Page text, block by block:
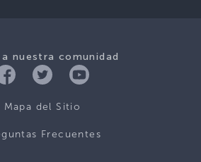
nuestra comunidad
Mapa del Sitio
Frecuentes